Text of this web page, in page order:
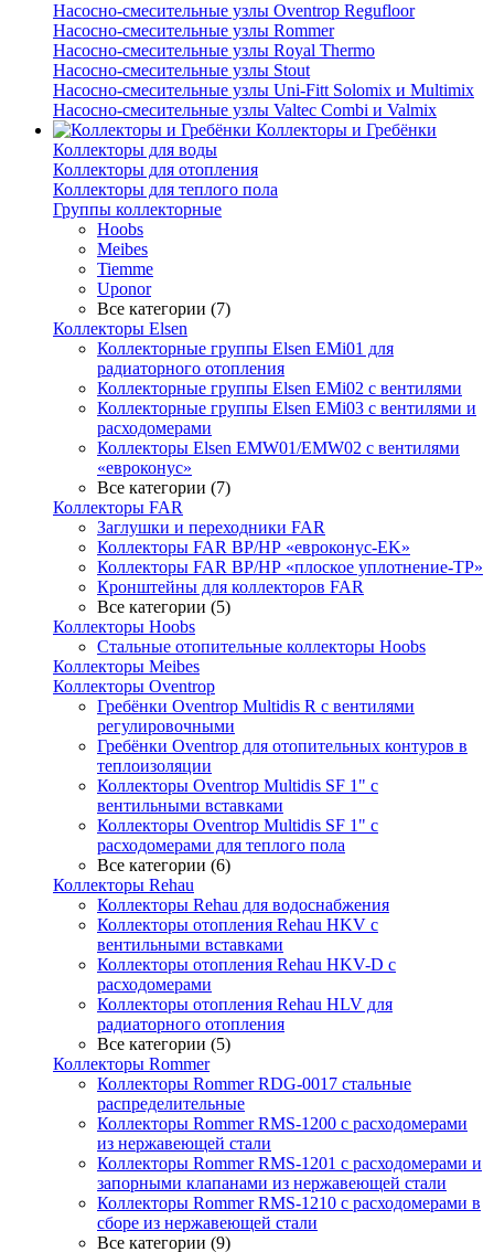
Насосно-смесительные узлы Oventrop Regufloor
Насосно-смесительные узлы Rommer
Насосно-смесительные узлы Royal Thermo
Насосно-смесительные узлы Stout
Насосно-смесительные узлы Uni-Fitt Solomix и Multimix
Насосно-смесительные узлы Valtec Combi и Valmix
Коллекторы и Гребёнки
Коллекторы для воды
Коллекторы для отопления
Коллекторы для теплого пола
Группы коллекторные
Hoobs
Meibes
Tiemme
Uponor
Все категории (7)
Коллекторы Elsen
Коллекторные группы Elsen EMi01 для
радиаторного отопления
Коллекторные группы Elsen EMi02 с вентилями
Коллекторные группы Elsen EMi03 с вентилями и
расходомерами
Коллекторы Elsen EMW01/EMW02 с вентилями
«евроконус»
Все категории (7)
Коллекторы FAR
Заглушки и переходники FAR
Коллекторы FAR ВР/НР «евроконус-EK»
Коллекторы FAR ВР/НР «плоское уплотнение-TP»
Кронштейны для коллекторов FAR
Все категории (5)
Коллекторы Hoobs
Стальные отопительные коллекторы Hoobs
Коллекторы Meibes
Коллекторы Oventrop
Гребёнки Oventrop Multidis R с вентилями
регулировочными
Гребёнки Oventrop для отопительных контуров в
теплоизоляции
Коллекторы Oventrop Multidis SF 1" с
вентильными вставками
Коллекторы Oventrop Multidis SF 1" с
расходомерами для теплого пола
Все категории (6)
Коллекторы Rehau
Коллекторы Rehau для водоснабжения
Коллекторы отопления Rehau HKV с
вентильными вставками
Коллекторы отопления Rehau HKV-D с
расходомерами
Коллекторы отопления Rehau HLV для
радиаторного отопления
Все категории (5)
Коллекторы Rommer
Коллекторы Rommer RDG-0017 стальные
распределительные
Коллекторы Rommer RMS-1200 с расходомерами
из нержавеющей стали
Коллекторы Rommer RMS-1201 с расходомерами и
запорными клапанами из нержавеющей стали
Коллекторы Rommer RMS-1210 с расходомерами в
сборе из нержавеющей стали
Все категории (9)